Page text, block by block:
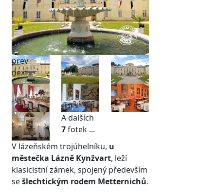
prev
next
A dalších
7fotek ...
V lázeňském trojúhelníku, u
městečka Lázně Kynžvart, leží
klasicistní zámek, spojený především
sešlechtickým rodem Metternichů.